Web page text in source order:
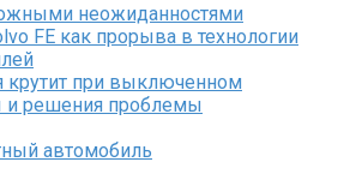
неожиданностями
FE как прорыва в технологии
крутит при выключенном
и решения проблемы
автомобиль